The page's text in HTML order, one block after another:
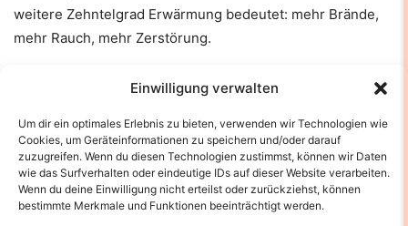
Einwilligung verwalten
Um dir ein optimales Erlebnis zu bieten, verwenden wir Technologien wie
Cookies, um Geräteinformationen zu speichern und/oder darauf
zuzugreifen. Wenn du diesen Technologien zustimmst, können wir Daten
wie das Surfverhalten oder eindeutige IDs auf dieser Website verarbeiten.
Wenn du deine Einwilligung nicht erteilst oder zurückziehst, können
bestimmte Merkmale und Funktionen beeinträchtigt werden.
weitere Zehntelgrad Erwärmung bedeutet: mehr Brände,
mehr Rauch, mehr Zerstörung.
Aber auch: mehr Verantwortung, mehr Wissen, mehr
Denn noch ist nicht alles verloren – solange wir die Glut
der Veränderung in etwas Gutes verwandeln.